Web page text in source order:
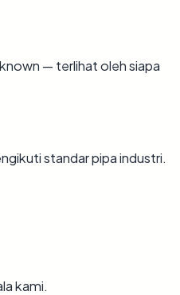
— terlihat oleh siapa
standar pipa industri.
kami.